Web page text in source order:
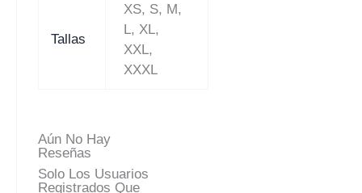
Tallas
XS, S, M,
L, XL,
XXL,
XXXL
Aún No Hay
Reseñas
Solo Los Usuarios
Registrados Que